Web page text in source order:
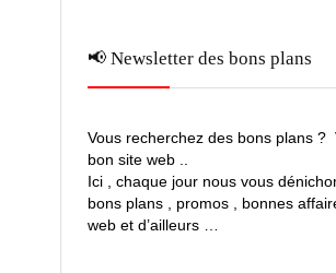
📢 Newsletter des bons plans
Vous recherchez des bons plans ?
bon site web ..
Ici , chaque jour nous vous
bons plans , promos , bonnes
web et d’ailleurs …